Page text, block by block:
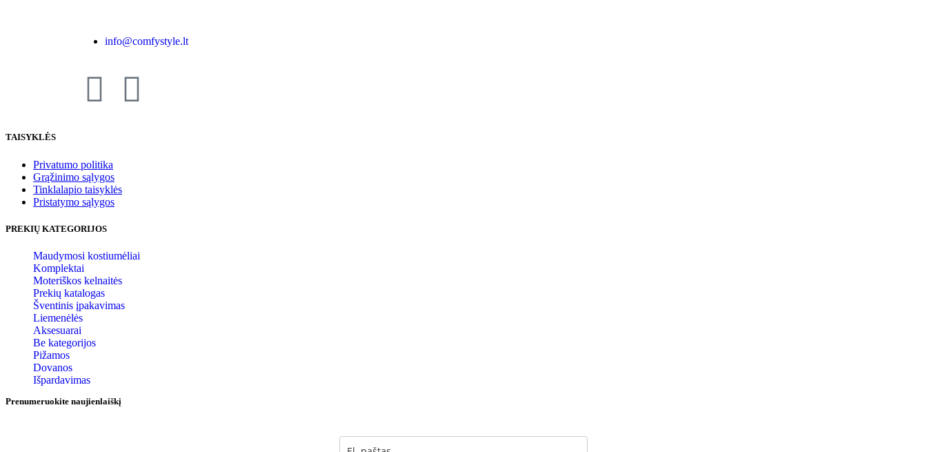
info@comfystyle.lt
TAISYKLĖS
Privatumo politika
Grąžinimo sąlygos
Tinklalapio taisyklės
Pristatymo sąlygos
PREKIŲ KATEGORIJOS
Maudymosi kostiumėliai
Komplektai
Moteriškos kelnaitės
Prekių katalogas
Šventinis įpakavimas
Liemenėlės
Aksesuarai
Be kategorijos
Pižamos
Dovanos
Išpardavimas
Prenumeruokite naujienlaiškį